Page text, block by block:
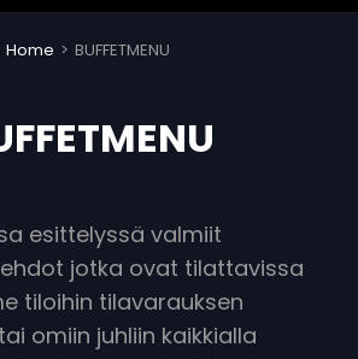
Home > BUFFETMENU
esittelyssä valmiit
jotka ovat tilattavissa
tiloihin tilavarauksen
omiin juhliin kaikkialla